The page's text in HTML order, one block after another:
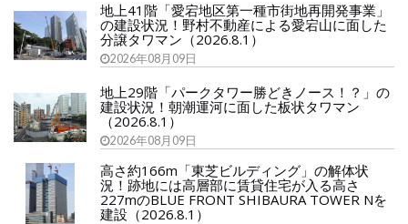
地上41階「愛宕地区第一種市街地再開発事業」
の建設状況！野村不動産による愛宕山に面した
分譲タワマン（2026.8.1）
2026年08月09日
地上29階「パークタワー勝どきノース！？」の
建設状況！朝潮運河に面した板状タワマン
（2026.8.1）
2026年08月09日
高さ約166m「東芝ビルディング」の解体状
況！跡地には高層部に賃貸住宅が入る高さ
227mのBLUE FRONT SHIBAURA TOWER Nを
建設（2026.8.1）